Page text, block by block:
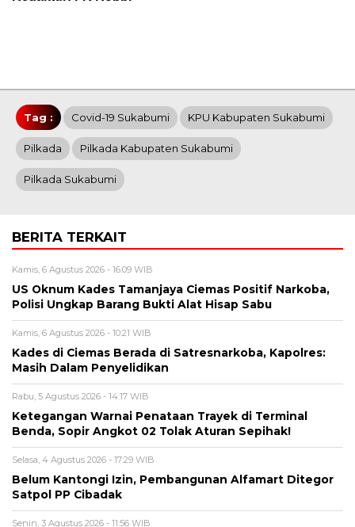
Tag : Covid-19 Sukabumi KPU Kabupaten Sukabumi
Pilkada Pilkada Kabupaten Sukabumi
Pilkada Sukabumi
BERITA TERKAIT
Kamis, 6 Agustus 2026 - 16:09 WIB
US Oknum Kades Tamanjaya Ciemas Positif Narkoba,
Polisi Ungkap Barang Bukti Alat Hisap Sabu
Kamis, 6 Agustus 2026 - 10:21 WIB
Kades di Ciemas Berada di Satresnarkoba, Kapolres:
Masih Dalam Penyelidikan
Rabu, 5 Agustus 2026 - 14:17 WIB
Ketegangan Warnai Penataan Trayek di Terminal
Benda, Sopir Angkot 02 Tolak Aturan Sepihak!
Selasa, 4 Agustus 2026 - 17:29 WIB
Belum Kantongi Izin, Pembangunan Alfamart Ditegor
Satpol PP Cibadak
Senin, 3 Agustus 2026 - 11:56 WIB